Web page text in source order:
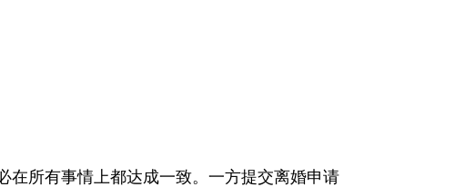
在所有事情上都达成一致。一方提交离婚申请